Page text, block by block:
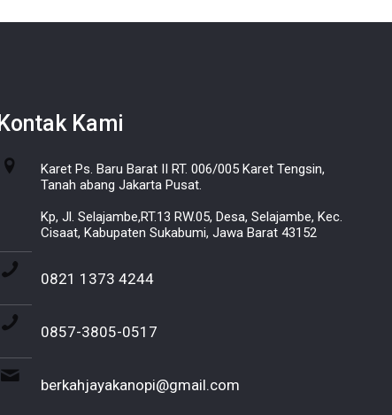
Kontak Kami
Karet Ps. Baru Barat II RT. 006/005 Karet Tengsin,
Tanah abang Jakarta Pusat.
Kp, Jl. Selajambe,RT.13 RW.05, Desa, Selajambe, Kec.
Cisaat, Kabupaten Sukabumi, Jawa Barat 43152
0821 1373 4244
0857-3805-0517
berkahjayakanopi@gmail.com